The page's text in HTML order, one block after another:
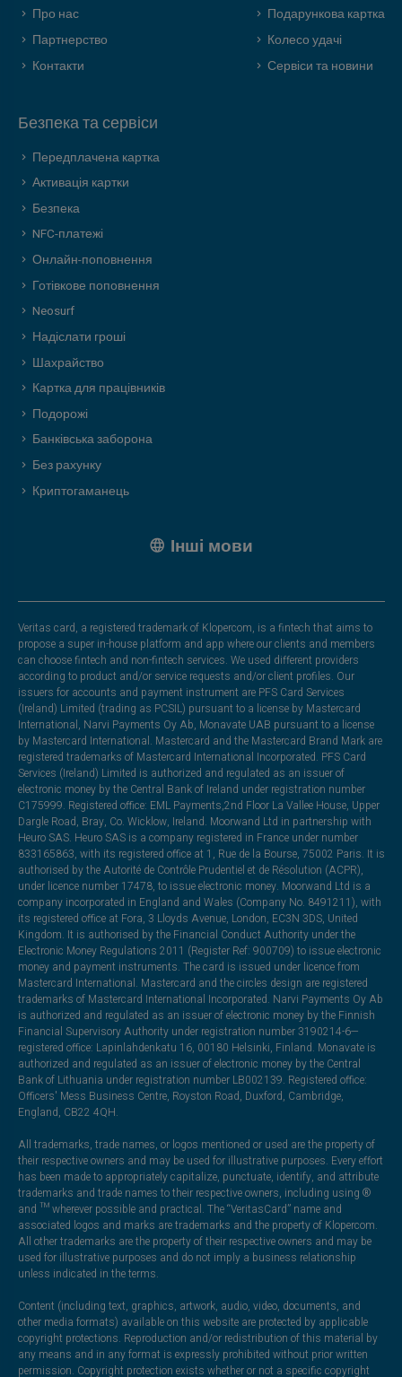
Про нас
Партнерство
Контакти
Подарункова картка
Колесо удачі
Сервіси та новини
Безпека та сервіси
Передплачена картка
Активація картки
Безпека
NFC-платежі
Онлайн-поповнення
Готівкове поповнення
Neosurf
Надіслати гроші
Шахрайство
Картка для працівників
Подорожі
Банківська заборона
Без рахунку
Криптогаманець
Інші мови
Veritas card, a registered trademark of Klopercom, is a fintech that aims to
propose a super in-house platform and app where our clients and members
can choose fintech and non-fintech services. We used different providers
according to product and/or service requests and/or client profiles. Our
issuers for accounts and payment instrument are PFS Card Services
(Ireland) Limited (trading as PCSIL) pursuant to a license by Mastercard
International, Narvi Payments Oy Ab, Monavate UAB pursuant to a license
by Mastercard International. Mastercard and the Mastercard Brand Mark are
registered trademarks of Mastercard International Incorporated. PFS Card
Services (Ireland) Limited is authorized and regulated as an issuer of
electronic money by the Central Bank of Ireland under registration number
C175999. Registered office: EML Payments,2nd Floor La Vallee House, Upper
Dargle Road, Bray, Co. Wicklow, Ireland. Moorwand Ltd in partnership with
Heuro SAS. Heuro SAS is a company registered in France under number
833165863, with its registered office at 1, Rue de la Bourse, 75002 Paris. It is
authorised by the Autorité de Contrôle Prudentiel et de Résolution (ACPR),
under licence number 17478, to issue electronic money. Moorwand Ltd is a
company incorporated in England and Wales (Company No. 8491211), with
its registered office at Fora, 3 Lloyds Avenue, London, EC3N 3DS, United
Kingdom. It is authorised by the Financial Conduct Authority under the
Electronic Money Regulations 2011 (Register Ref: 900709) to issue electronic
money and payment instruments. The card is issued under licence from
Mastercard International. Mastercard and the circles design are registered
trademarks of Mastercard International Incorporated. Narvi Payments Oy Ab
is authorized and regulated as an issuer of electronic money by the Finnish
Financial Supervisory Authority under registration number 3190214-6—
registered office: Lapinlahdenkatu 16, 00180 Helsinki, Finland. Monavate is
authorized and regulated as an issuer of electronic money by the Central
Bank of Lithuania under registration number LB002139. Registered office:
Officers' Mess Business Centre, Royston Road, Duxford, Cambridge,
England, CB22 4QH.
All trademarks, trade names, or logos mentioned or used are the property of
their respective owners and may be used for illustrative purposes. Every effort
has been made to appropriately capitalize, punctuate, identify, and attribute
trademarks and trade names to their respective owners, including using ®
and ™ wherever possible and practical. The “VeritasCard” name and
associated logos and marks are trademarks and the property of Klopercom.
All other trademarks are the property of their respective owners and may be
used for illustrative purposes and do not imply a business relationship
unless indicated in the terms.
Content (including text, graphics, artwork, audio, video, documents, and
other media formats) available on this website are protected by applicable
copyright protections. Reproduction and/or redistribution of this material by
any means and in any format is expressly prohibited without prior written
permission. Copyright protection exists whether or not a specific copyright